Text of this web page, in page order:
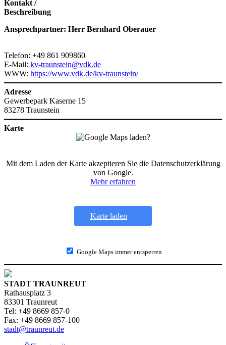
Kontakt /
Beschreibung
Ansprechpartner: Herr Bernhard Oberauer
Telefon: +49 861 909860
E-Mail: kv-traunstein@vdk.de
WWW: https://www.vdk.de/kv-traunstein/
Adresse
Gewerbepark Kaserne 15
83278 Traunstein
Karte
Mit dem Laden der Karte akzeptieren Sie die Datenschutzerklärung
von Google.
Mehr erfahren
Karte laden
Google Maps immer entsperren
STADT TRAUNREUT
Rathausplatz 3
83301 Traunreut
Tel: +49 8669 857-0
Fax: +49 8669 857-100
stadt@traunreut.de